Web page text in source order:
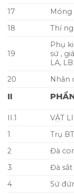
17
Móng
18
Thí
19
Phụ
sứ ,
LA,
20
Nhân
II
II.1
VẬT
1
Trụ
2
Đà
3
Đà
4
Sứ